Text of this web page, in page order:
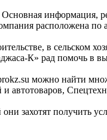
информация,
расположена по
в сельском
К» рад помочь в
можно найти
автотоваров,
захотят получить